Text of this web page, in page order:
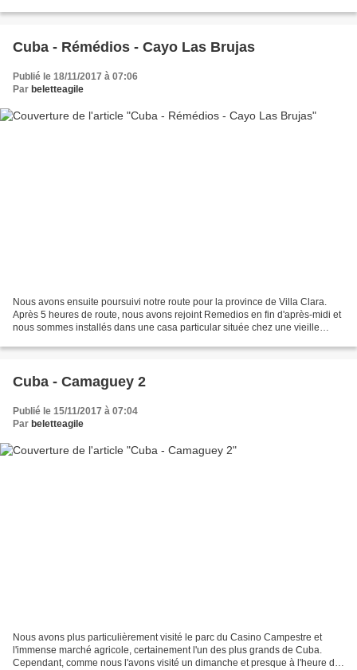
Cuba - Rémédios - Cayo Las Brujas
Publié le 18/11/2017 à 07:06
Par beletteagile
Nous avons ensuite poursuivi notre route pour la province de Villa Clara.
Après 5 heures de route, nous avons rejoint Remedios en fin d'après-midi et
nous sommes installés dans une casa particular située chez une vieille
Cuba - Camaguey 2
Publié le 15/11/2017 à 07:04
Par beletteagile
Nous avons plus particulièrement visité le parc du Casino Campestre et
l'immense marché agricole, certainement l'un des plus grands de Cuba.
Cependant, comme nous l'avons visité un dimanche et presque à l'heure de